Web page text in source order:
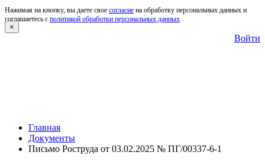
Нажимая на кнопку, вы даете свое согласие на обработку персональных данных и
соглашаетесь с политикой обработки персональных данных
×
Войти
Главная
Документы
Письмо Роструда от 03.02.2025 № ПГ/00337-6-1